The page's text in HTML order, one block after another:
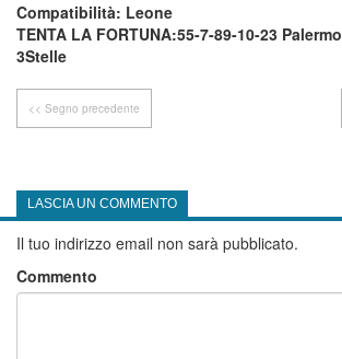
Compatibilità: Leone
TENTA LA FORTUNA:55-7-89-10-23 Palermo
3Stelle
<< Segno precedente
LASCIA UN COMMENTO
Il tuo indirizzo email non sarà pubblicato.
Commento